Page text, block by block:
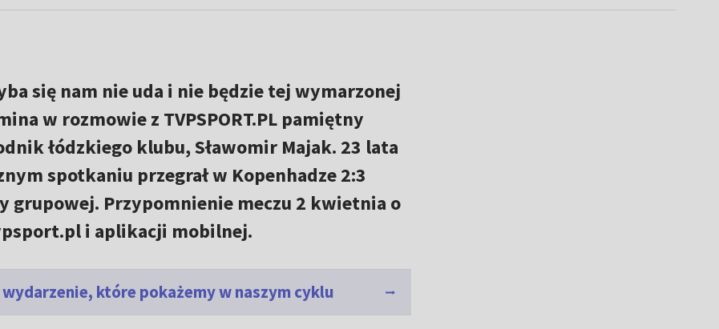
się nam nie uda i nie będzie tej wymarzonej
w rozmowie z TVPSPORT.PL pamiętny
łódzkiego klubu, Sławomir Majak. 23 lata
spotkaniu przegrał w Kopenhadze 2:3
grupowej. Przypomnienie meczu 2 kwietnia o
i aplikacji mobilnej.
które pokażemy w naszym cyklu